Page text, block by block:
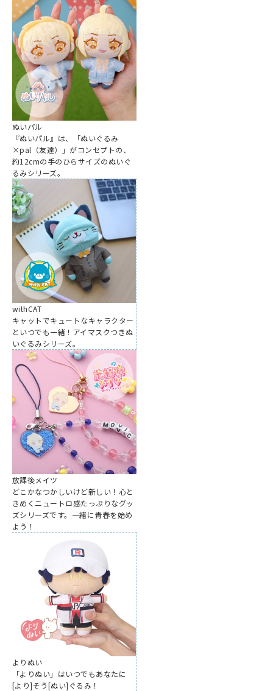
ぬいパル
『ぬいパル』は、「ぬいぐるみ
×pal（友達）」がコンセプトの、
約12cmの手のひらサイズのぬいぐ
るみシリーズ。
withCAT
キャットでキュートなキャラクター
といつでも一緒！アイマスクつきぬ
いぐるみシリーズ。
放課後メイツ
どこかなつかしいけど新しい！心と
きめくニュートロ感たっぷりなグッ
ズシリーズです。一緒に青春を始め
よう！
よりぬい
「よりぬい」はいつでもあなたに
[より]そう[ぬい]ぐるみ！